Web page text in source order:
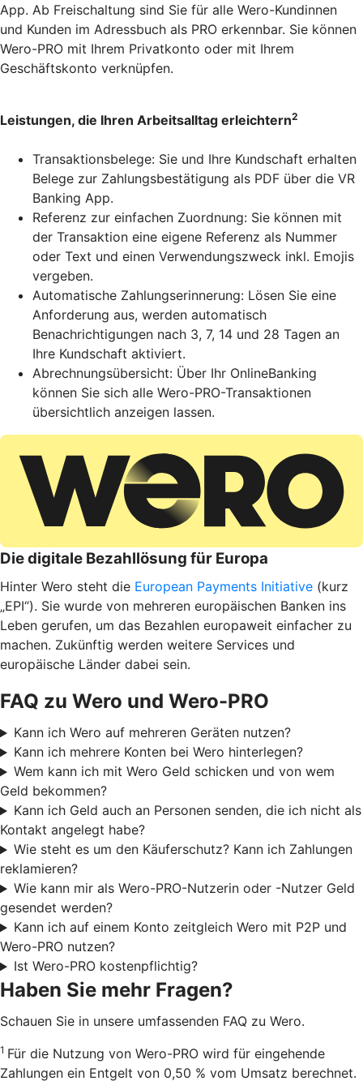
App. Ab Freischaltung sind Sie für alle Wero-Kundinnen
und Kunden im Adressbuch als PRO erkennbar. Sie können
Wero-PRO mit Ihrem Privatkonto oder mit Ihrem
Geschäftskonto verknüpfen.
Leistungen, die Ihren Arbeitsalltag erleichtern2
Transaktionsbelege: Sie und Ihre Kundschaft erhalten
Belege zur Zahlungsbestätigung als PDF über die VR
Banking App.
Referenz zur einfachen Zuordnung: Sie können mit
der Transaktion eine eigene Referenz als Nummer
oder Text und einen Verwendungszweck inkl. Emojis
vergeben.
Automatische Zahlungserinnerung: Lösen Sie eine
Anforderung aus, werden automatisch
Benachrichtigungen nach 3, 7, 14 und 28 Tagen an
Ihre Kundschaft aktiviert.
Abrechnungsübersicht: Über Ihr OnlineBanking
können Sie sich alle Wero-PRO-Transaktionen
übersichtlich anzeigen lassen.
Die digitale Bezahllösung für Europa
Hinter Wero steht die European Payments Initiative (kurz
„EPI“). Sie wurde von mehreren europäischen Banken ins
Leben gerufen, um das Bezahlen europaweit einfacher zu
machen. Zukünftig werden weitere Services und
europäische Länder dabei sein.
FAQ zu Wero und Wero-PRO
Kann ich Wero auf mehreren Geräten nutzen?
Kann ich mehrere Konten bei Wero hinterlegen?
Wem kann ich mit Wero Geld schicken und von wem
Geld bekommen?
Kann ich Geld auch an Personen senden, die ich nicht als
Kontakt angelegt habe?
Wie steht es um den Käuferschutz? Kann ich Zahlungen
reklamieren?
Wie kann mir als Wero-PRO-Nutzerin oder -Nutzer Geld
gesendet werden?
Kann ich auf einem Konto zeitgleich Wero mit P2P und
Wero-PRO nutzen?
Ist Wero-PRO kostenpflichtig?
Haben Sie mehr Fragen?
Schauen Sie in unsere umfassenden FAQ zu Wero.
1 Für die Nutzung von Wero-PRO wird für eingehende
Zahlungen ein Entgelt von 0,50 % vom Umsatz berechnet.